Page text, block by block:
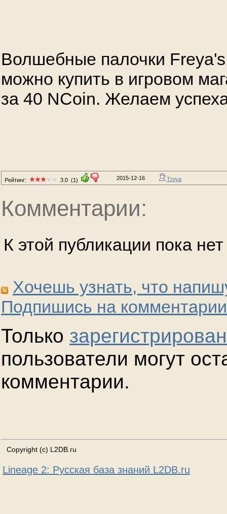
Волшебные палочки
можно купить в игровом
за 40 NCoin. Желаем
Рейтинг: 3.0 (1) 2015-12-16 Troya
Комментарии:
К этой публикации пока
Хочешь узнать, что
Подпишись на
Только
пользователи могут
комментарии.
Copyright (c) L2DB.ru
Lineage 2: Русская база знаний L2DB.ru